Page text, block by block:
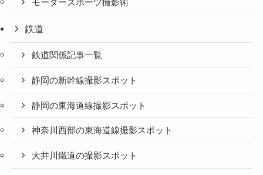
モータースポーツ撮影術
鉄道
鉄道関係記事一覧
静岡の新幹線撮影スポット
静岡の東海道線撮影スポット
神奈川西部の東海道線撮影スポット
大井川鐵道の撮影スポット